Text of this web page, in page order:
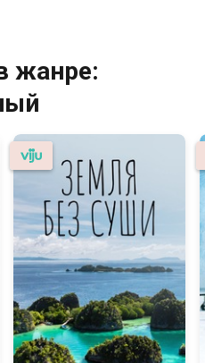
жанре: